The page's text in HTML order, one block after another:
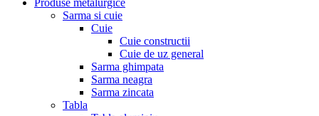
Produse metalurgice
Sarma si cuie
Cuie
Cuie constructii
Cuie de uz general
Sarma ghimpata
Sarma neagra
Sarma zincata
Tabla